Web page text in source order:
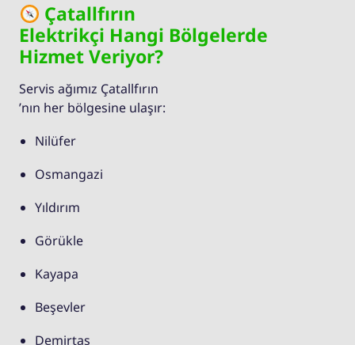
Çatallfırın
Elektrikçi Hangi Bölgelerde
Hizmet Veriyor?
Servis ağımız Çatallfırın
’nın her bölgesine ulaşır:
Nilüfer
Osmangazi
Yıldırım
Görükle
Kayapa
Beşevler
Demirtaş